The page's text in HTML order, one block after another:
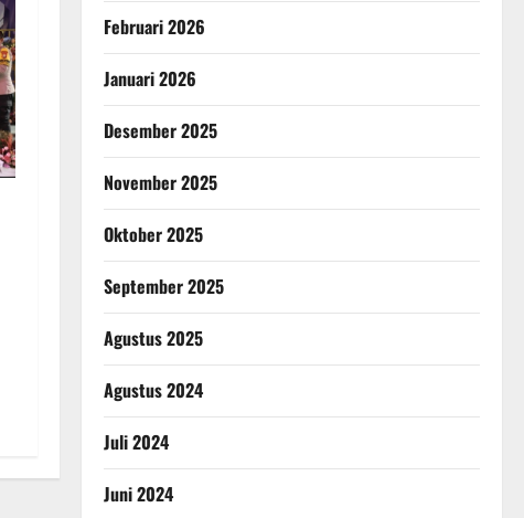
Februari 2026
Januari 2026
Desember 2025
November 2025
Oktober 2025
September 2025
Agustus 2025
Agustus 2024
Juli 2024
Juni 2024